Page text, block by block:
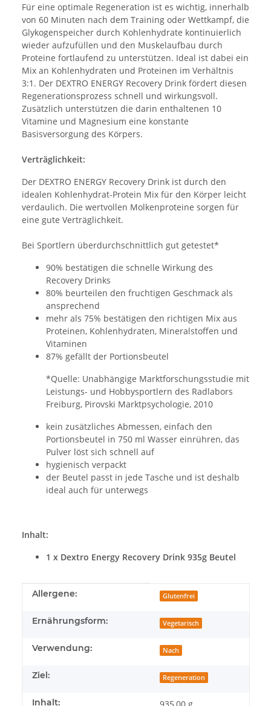
Für eine optimale Regeneration ist es wichtig, innerhalb
von 60 Minuten nach dem Training oder Wettkampf, die
Glykogenspeicher durch Kohlenhydrate kontinuierlich
wieder aufzufüllen und den Muskelaufbau durch
Proteine fortlaufend zu unterstützen. Ideal ist dabei ein
Mix an Kohlenhydraten und Proteinen im Verhältnis
3:1. Der DEXTRO ENERGY Recovery Drink fördert diesen
Regenerationsprozess schnell und wirkungsvoll.
Zusätzlich unterstützen die darin enthaltenen 10
Vitamine und Magnesium eine konstante
Basisversorgung des Körpers.
Verträglichkeit:
Der DEXTRO ENERGY Recovery Drink ist durch den
idealen Kohlenhydrat-Protein Mix für den Körper leicht
verdaulich. Die wertvollen Molkenproteine sorgen für
eine gute Verträglichkeit.
Bei Sportlern überdurchschnittlich gut getestet*
90% bestätigen die schnelle Wirkung des
Recovery Drinks
80% beurteilen den fruchtigen Geschmack als
ansprechend
mehr als 75% bestätigen den richtigen Mix aus
Proteinen, Kohlenhydraten, Mineralstoffen und
Vitaminen
87% gefällt der Portionsbeutel
*Quelle: Unabhängige Marktforschungsstudie mit
Leistungs- und Hobbysportlern des Radlabors
Freiburg, Pirovski Marktpsychologie, 2010
kein zusätzliches Abmessen, einfach den
Portionsbeutel in 750 ml Wasser einrühren, das
Pulver löst sich schnell auf
hygienisch verpackt
der Beutel passt in jede Tasche und ist deshalb
ideal auch für unterwegs
Inhalt:
1 x Dextro Energy Recovery Drink 935g Beutel
Produkteigenschaft
Wert
Allergene: Glutenfrei
Ernährungsform: Vegetarisch
Verwendung: Nach
Ziel: Regeneration
Inhalt: